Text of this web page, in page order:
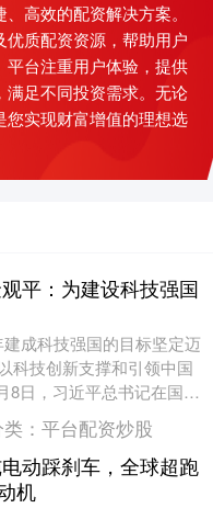
高效的配资解决方案。
质配资资源，帮助用户
台注重用户体验，提供
足不同投资需求。无论
您实现财富增值的理想选
平：为建设科技强国
建成科技强国的目标坚定迈
科技创新支撑和引领中国
8日，习近平总书记在国家
会、两院院士大会、中国
： 平台配资炒股
动踩刹车，全球超跑
机